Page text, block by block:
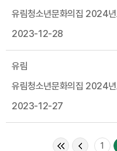
유림청소년문화의집 2024년
파트강사 채용 후보자 공고
2023-12-28
유림
유림청소년문화의집 2024년
채용 서류심사 합격자 발표 및
2023-12-27
1